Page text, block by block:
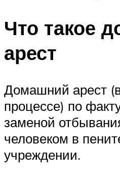
Что такое
арест
Домашний арест
процессе) по
заменой
человеком в
учреждении.